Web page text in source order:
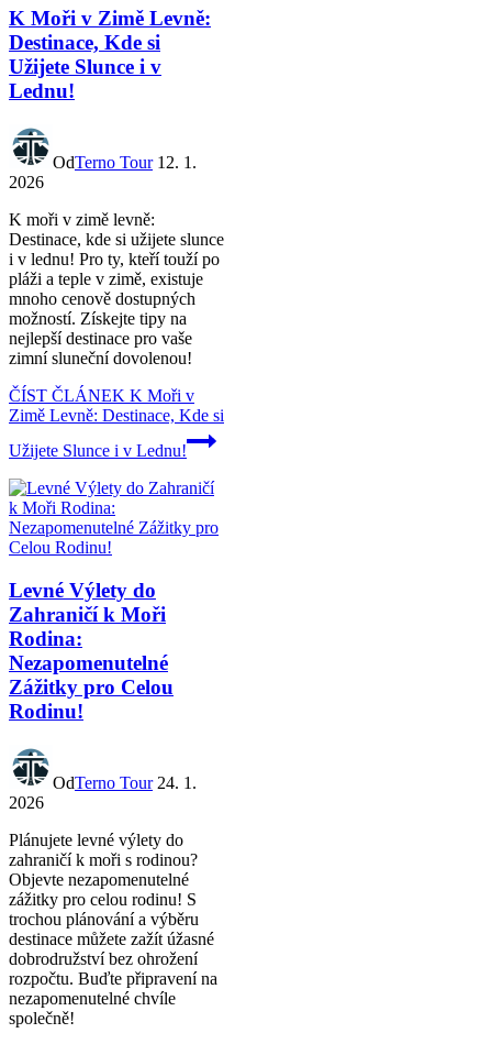
K Moři v Zimě Levně:
Destinace, Kde si
Užijete Slunce i v
Lednu!
OdTerno Tour 12. 1.
2026
K moři v zimě levně:
Destinace, kde si užijete slunce
i v lednu! Pro ty, kteří touží po
pláži a teple v zimě, existuje
mnoho cenově dostupných
možností. Získejte tipy na
nejlepší destinace pro vaše
zimní sluneční dovolenou!
ČÍST ČLÁNEK K Moři v
Zimě Levně: Destinace, Kde si
Užijete Slunce i v Lednu!
Levné Výlety do
Zahraničí k Moři
Rodina:
Nezapomenutelné
Zážitky pro Celou
Rodinu!
OdTerno Tour 24. 1.
2026
Plánujete levné výlety do
zahraničí k moři s rodinou?
Objevte nezapomenutelné
zážitky pro celou rodinu! S
trochou plánování a výběru
destinace můžete zažít úžasné
dobrodružství bez ohrožení
rozpočtu. Buďte připravení na
nezapomenutelné chvíle
společně!